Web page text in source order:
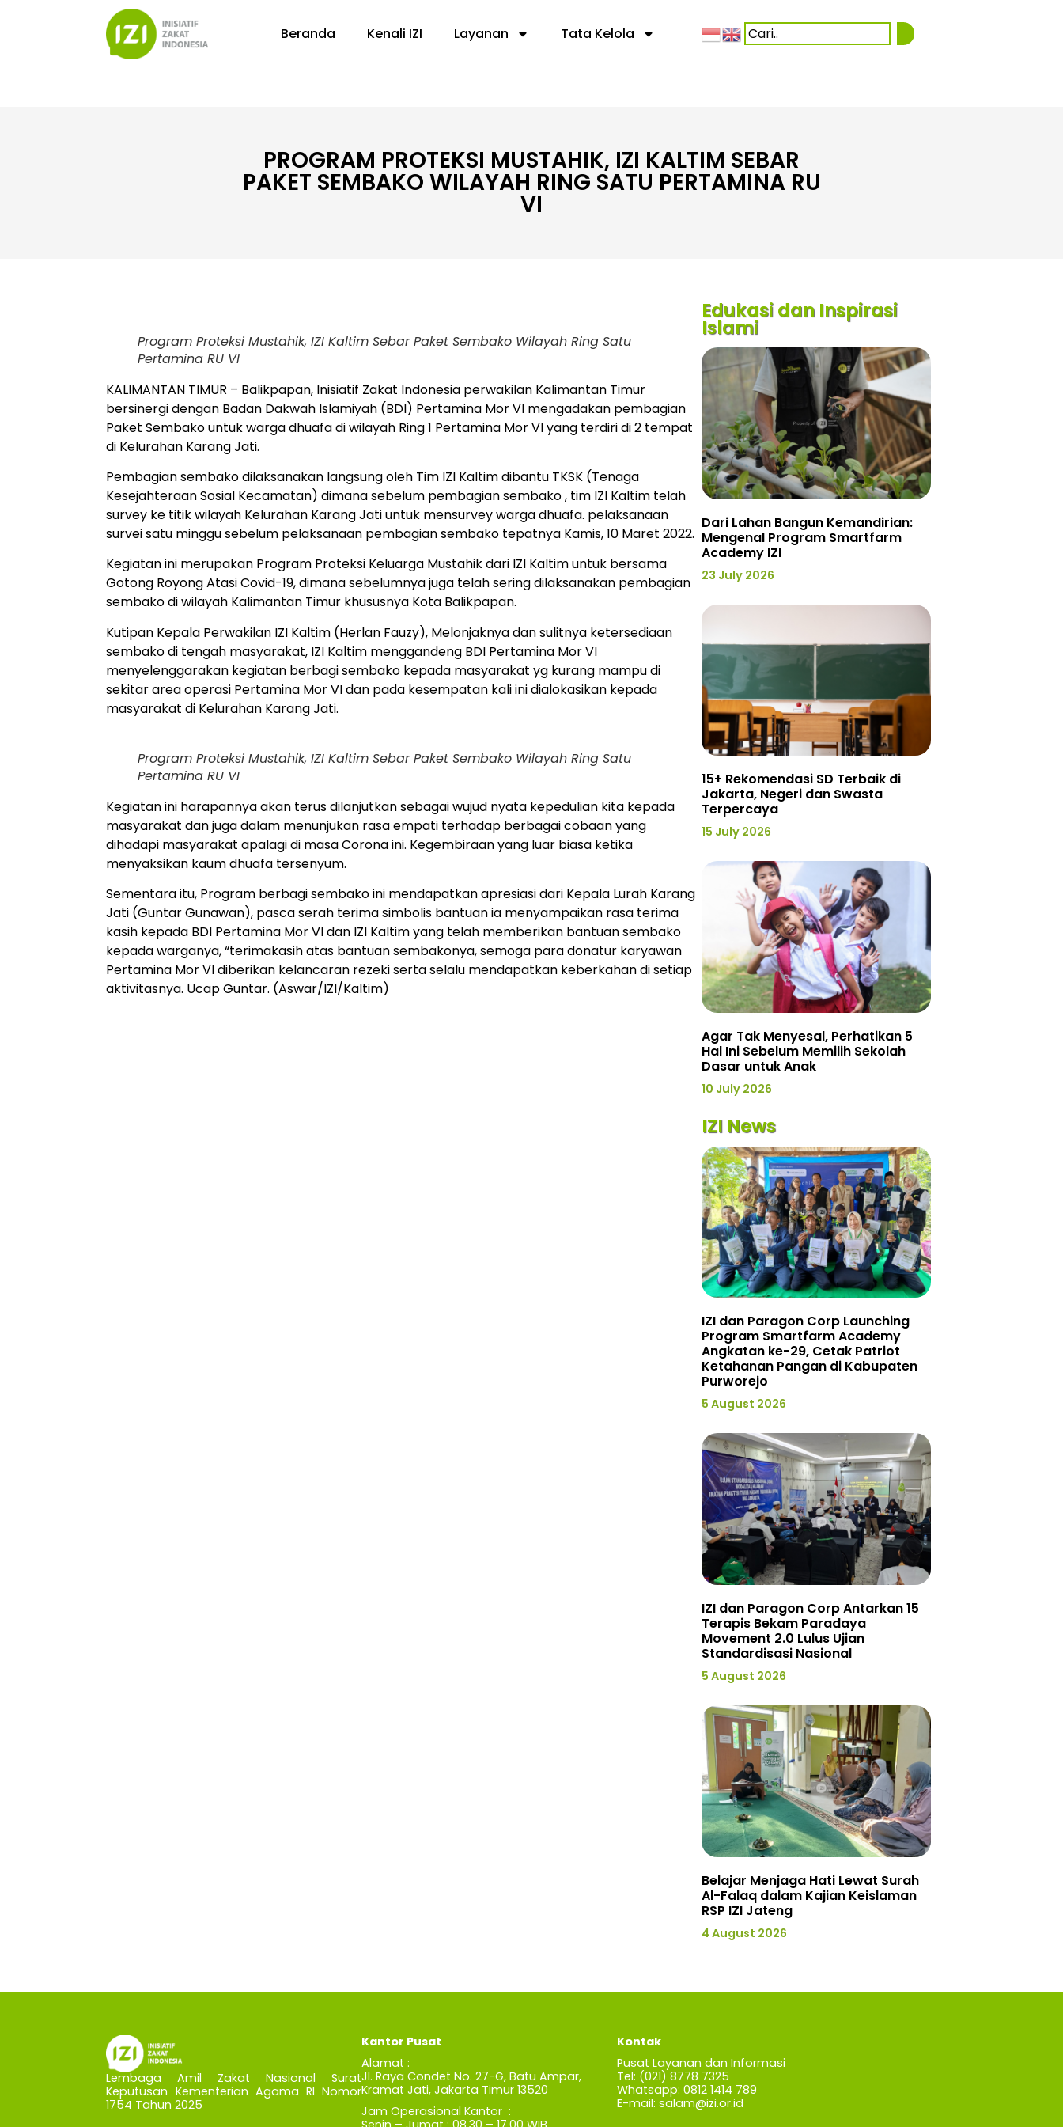
Beranda Kenali IZI Layanan Tata Kelola
PROGRAM PROTEKSI MUSTAHIK, IZI KALTIM SEBAR
PAKET SEMBAKO WILAYAH RING SATU PERTAMINA RU
VI
Program Proteksi Mustahik, IZI Kaltim Sebar Paket Sembako Wilayah Ring Satu
Pertamina RU VI
KALIMANTAN TIMUR – Balikpapan, Inisiatif Zakat Indonesia perwakilan Kalimantan Timur
bersinergi dengan Badan Dakwah Islamiyah (BDI) Pertamina Mor VI mengadakan pembagian
Paket Sembako untuk warga dhuafa di wilayah Ring 1 Pertamina Mor VI yang terdiri di 2 tempat
di Kelurahan Karang Jati.
Pembagian sembako dilaksanakan langsung oleh Tim IZI Kaltim dibantu TKSK (Tenaga
Kesejahteraan Sosial Kecamatan) dimana sebelum pembagian sembako , tim IZI Kaltim telah
survey ke titik wilayah Kelurahan Karang Jati untuk mensurvey warga dhuafa. pelaksanaan
survei satu minggu sebelum pelaksanaan pembagian sembako tepatnya Kamis, 10 Maret 2022.
Kegiatan ini merupakan Program Proteksi Keluarga Mustahik dari IZI Kaltim untuk bersama
Gotong Royong Atasi Covid-19, dimana sebelumnya juga telah sering dilaksanakan pembagian
sembako di wilayah Kalimantan Timur khususnya Kota Balikpapan.
Kutipan Kepala Perwakilan IZI Kaltim (Herlan Fauzy), Melonjaknya dan sulitnya ketersediaan
sembako di tengah masyarakat, IZI Kaltim menggandeng BDI Pertamina Mor VI
menyelenggarakan kegiatan berbagi sembako kepada masyarakat yg kurang mampu di
sekitar area operasi Pertamina Mor VI dan pada kesempatan kali ini dialokasikan kepada
masyarakat di Kelurahan Karang Jati.
Program Proteksi Mustahik, IZI Kaltim Sebar Paket Sembako Wilayah Ring Satu
Pertamina RU VI
Kegiatan ini harapannya akan terus dilanjutkan sebagai wujud nyata kepedulian kita kepada
masyarakat dan juga dalam menunjukan rasa empati terhadap berbagai cobaan yang
dihadapi masyarakat apalagi di masa Corona ini. Kegembiraan yang luar biasa ketika
menyaksikan kaum dhuafa tersenyum.
Sementara itu, Program berbagi sembako ini mendapatkan apresiasi dari Kepala Lurah Karang
Jati (Guntar Gunawan), pasca serah terima simbolis bantuan ia menyampaikan rasa terima
kasih kepada BDI Pertamina Mor VI dan IZI Kaltim yang telah memberikan bantuan sembako
kepada warganya, “terimakasih atas bantuan sembakonya, semoga para donatur karyawan
Pertamina Mor VI diberikan kelancaran rezeki serta selalu mendapatkan keberkahan di setiap
aktivitasnya. Ucap Guntar. (Aswar/IZI/Kaltim)
Edukasi dan Inspirasi
Islami
Dari Lahan Bangun Kemandirian:
Mengenal Program Smartfarm
Academy IZI
23 July 2026
15+ Rekomendasi SD Terbaik di
Jakarta, Negeri dan Swasta
Terpercaya
15 July 2026
Agar Tak Menyesal, Perhatikan 5
Hal Ini Sebelum Memilih Sekolah
Dasar untuk Anak
10 July 2026
IZI News
IZI dan Paragon Corp Launching
Program Smartfarm Academy
Angkatan ke-29, Cetak Patriot
Ketahanan Pangan di Kabupaten
Purworejo
5 August 2026
IZI dan Paragon Corp Antarkan 15
Terapis Bekam Paradaya
Movement 2.0 Lulus Ujian
Standardisasi Nasional
5 August 2026
Belajar Menjaga Hati Lewat Surah
Al-Falaq dalam Kajian Keislaman
RSP IZI Jateng
4 August 2026
Lembaga Amil Zakat Nasional Surat
Keputusan Kementerian Agama RI Nomor
1754 Tahun 2025
Kantor Pusat
Alamat :
Jl. Raya Condet No. 27-G, Batu Ampar,
Kramat Jati, Jakarta Timur 13520
Jam Operasional Kantor :
Kontak
Pusat Layanan dan Informasi
Tel: (021) 8778 7325
Whatsapp: 0812 1414 789
E-mail: salam@izi.or.id